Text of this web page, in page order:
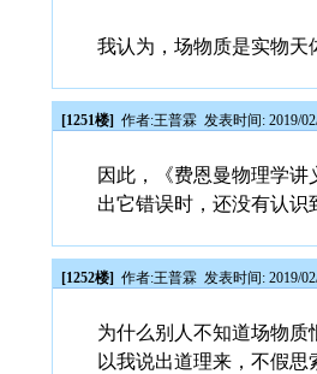
我认为，场物质是实物天
[1251楼] 作者:王普霖 发表时间: 2019/
因此，《费恩曼物理学
出它错误时，还没有认识
[1252楼] 作者:王普霖 发表时间: 2019/
为什么别人不知道场物
以我说出道理来，不假